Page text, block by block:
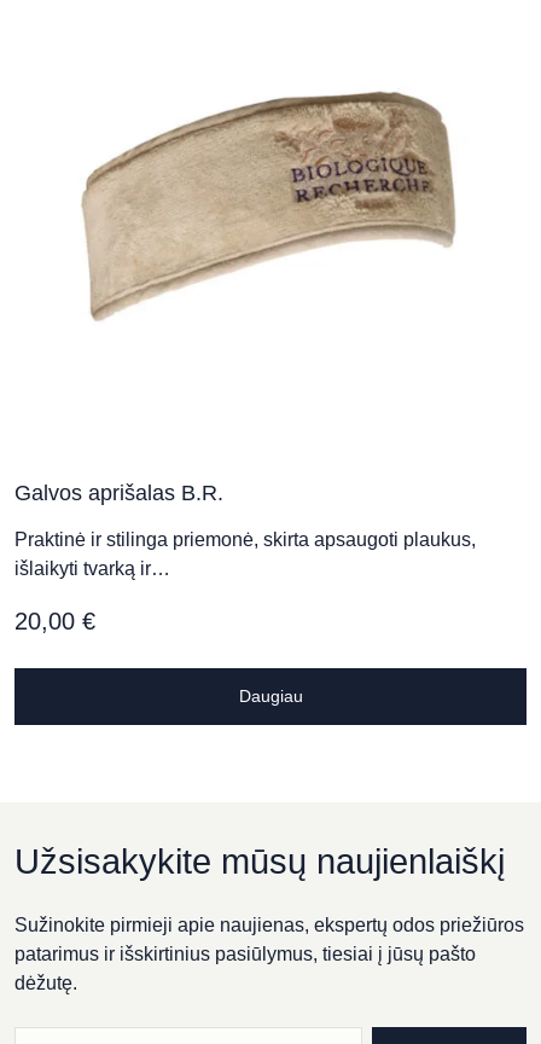
Galvos aprišalas B.R.
Praktinė ir stilinga priemonė, skirta apsaugoti plaukus,
išlaikyti tvarką ir…
20,00 €
Daugiau
Užsisakykite mūsų naujienlaiškį
Sužinokite pirmieji apie naujienas, ekspertų odos priežiūros
patarimus ir išskirtinius pasiūlymus, tiesiai į jūsų pašto
dėžutę.